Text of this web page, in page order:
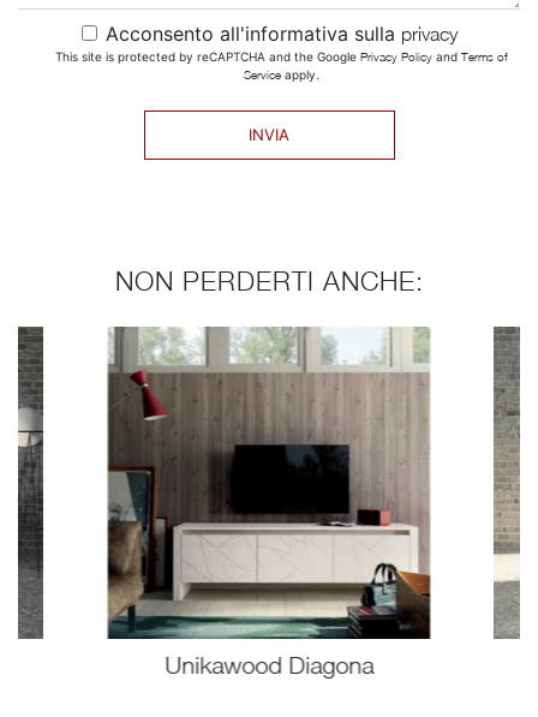
Acconsento all'informativa sulla privacy
This site is protected by reCAPTCHA and the Google Privacy Policyand Terms of
Serviceapply.
INVIA
NON PERDERTI ANCHE:
Unikawood Diagona